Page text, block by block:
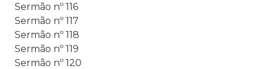
Sermão nº 116
Sermão nº 117
Sermão nº 118
Sermão nº 119
Sermão nº 120